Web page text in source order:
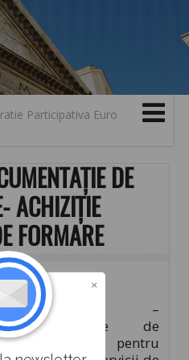
Participativa Euro
DE
ACHIZIȚIE
FORMARE
Anexe –
Documentație de
atribuire pentru